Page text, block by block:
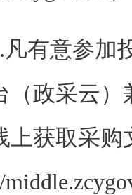
凡有意参加
（政采云
上获取采